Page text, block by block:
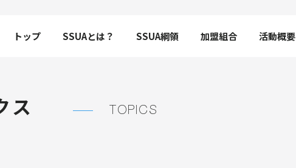
トップ SSUAとは？ SSUA綱領 加盟組合 活動概要
ス TOPICS